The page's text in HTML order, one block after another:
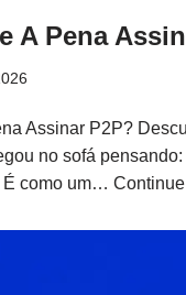
A Pena
Assinar P2P?
no sofá pensando:
É como um…